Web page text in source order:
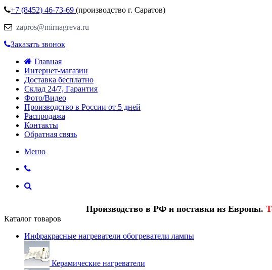
+7 (8452) 46-73-69 (производство г. Саратов)
zapros@mirnagreva.ru
Заказать звонок
Главная
Интернет-магазин
Доставка бесплатно
Склад 24/7, Гарантия
Фото/Видео
Производство в России от 5 дней
Распродажа
Контакты
Обратная связь
Меню
Производство в РФ и поставки из Европы.
Каталог товаров
Инфракрасные нагреватели обогреватели лампы
Керамические нагреватели